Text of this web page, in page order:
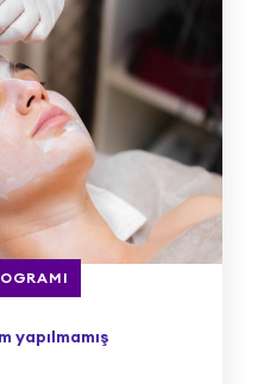
yapılmamış